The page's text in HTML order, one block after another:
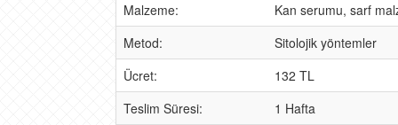
Malzeme:
Kan serumu, sarf
Metod:
Sitolojik yöntemler
Ücret:
132 TL
Teslim Süresi:
1 Hafta